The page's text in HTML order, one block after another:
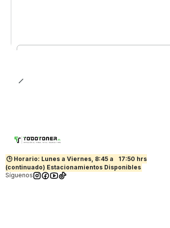
🕒 Horario: Lunes a Viernes, 8:45 a
17:50 hrs
(continuado) Estacionamientos Disponibles
Síguenos